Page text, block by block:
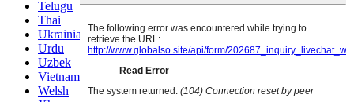
Telugu
Thai
Ukrainian
Urdu
Uzbek
Vietnamese
Welsh